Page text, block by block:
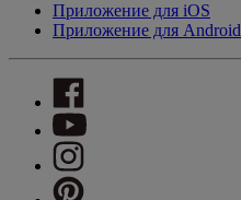
Приложение для iOS
Приложение для Android